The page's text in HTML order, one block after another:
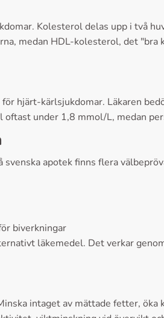
Kolesterol delas upp i två
medan HDL-kolesterol, det
hjärt-kärlsjukdomar. Läkaren
under 1,8 mmol/L, medan
apotek finns flera
biverkningar
läkemedel. Det verkar
intaget av mättade fetter,